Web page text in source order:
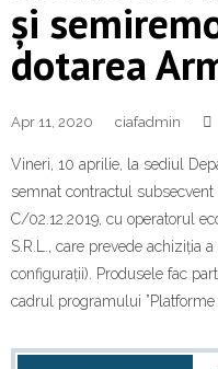
și
dotarea
Apr 11, 2020 ciafadmin
Vineri, 10 aprilie, la sediul
semnat contractul
C/02.12.2019, cu operatorul
S.R.L., care prevede achiziția
configurații). Produsele fac
cadrul programului